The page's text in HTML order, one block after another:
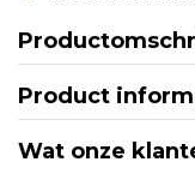
Product
Wat onze